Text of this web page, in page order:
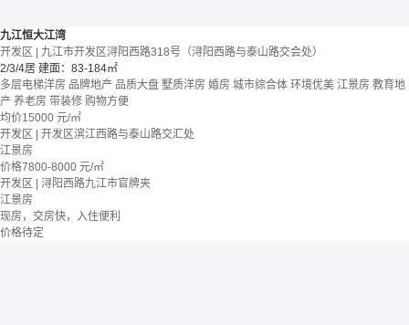
九江恒大江湾
开发区 | 九江市开发区浔阳西路318号（浔阳西路与泰山路交会处）
2/3/4居 建面：83-184㎡
多层电梯洋房 品牌地产 品质大盘 墅质洋房 婚房 城市综合体 环境优美 江景房 教育地
产 养老房 带装修 购物方便
均价15000 元/㎡
开发区 | 开发区滨江西路与泰山路交汇处
江景房
价格7800-8000 元/㎡
开发区 | 浔阳西路九江市官牌夹
江景房
现房，交房快，入住便利
价格待定